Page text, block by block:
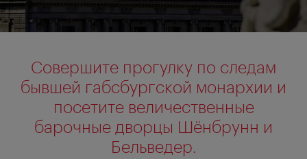
Совершите прогулку по следам
бывшей габсбургской монархии и
посетите величественные
барочные дворцы Шёнбрунн и
Бельведер.